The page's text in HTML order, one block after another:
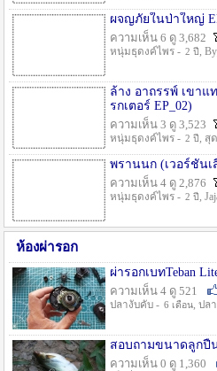
ผจญภัยในป่าใหญ่
ความเห็น 6 ดู 3,682
หนุ่มธุดงค์ไพร - 2 ปี ,
ล้าง อาถรรพ์ เขาแ
รกเตอร์ EP_02)
ความเห็น 3 ดู 3,523
หนุ่มธุดงค์ไพร - 2 ปี , สุ
พรานนก (เวอร์ชั่น
ความเห็น 4 ดู 2,876
หนุ่มธุดงค์ไพร - 2 ปี ,
ห้องผ่ารอก
ผ่ารอกเบทTeban
ความเห็น 4 ดู 521
ปลางับคับ - 6 เดือน, ปล
สอบถามขนาดลูกปืน
ความเห็น 0 ดู 1,360